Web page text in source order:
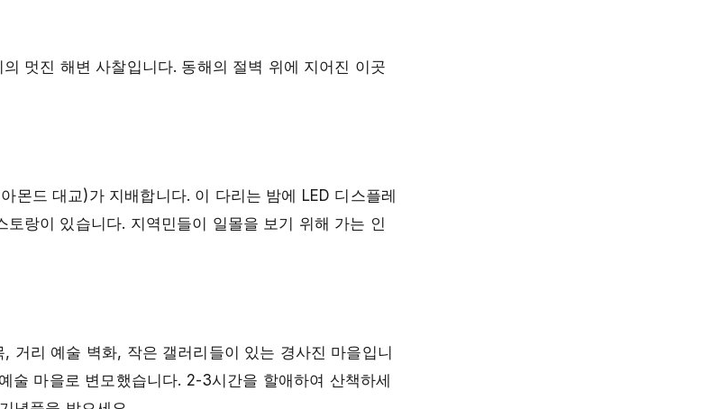
멋진 해변 사찰입니다. 동해의 절벽 위에 지어진 이곳
몬드 대교)가 지배합니다. 이 다리는 밤에 LED 디스플레
랑이 있습니다. 지역민들이 일몰을 보기 위해 가는 인
거리 예술 벽화, 작은 갤러리들이 있는 경사진 마을입니
마을로 변모했습니다. 2-3시간을 할애하여 산책하세